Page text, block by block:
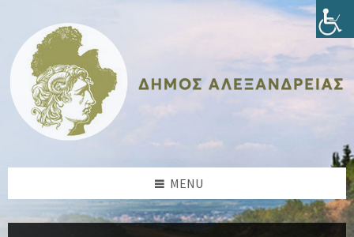
content
sidebar
sidebar
footer
MENU